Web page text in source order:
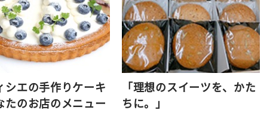
シエの手作りケーキ
たのお店のメニュー
「理想のスイーツを、かた
ちに。」